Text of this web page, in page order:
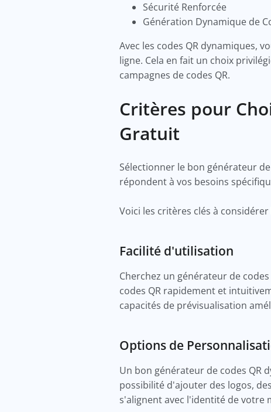
Sécurité Renforcée
Génération Dynamique de
Avec les codes QR dynamiques,
ligne. Cela en fait un choix
campagnes de codes QR.
Critères pour
Gratuit
Sélectionner le bon générateur
répondent à vos besoins
Voici les critères clés à
Facilité d'utilisation
Cherchez un générateur de
codes QR rapidement et
capacités de prévisualisation
Options de
Un bon générateur de codes QR
possibilité d'ajouter des logos,
s'alignent avec l'identité de votre